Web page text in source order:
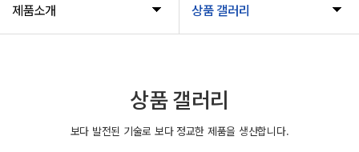
제품소개 상품 갤러리
상품 갤러리
보다 발전된 기술로 보다 정교한 제품을 생산합니다.